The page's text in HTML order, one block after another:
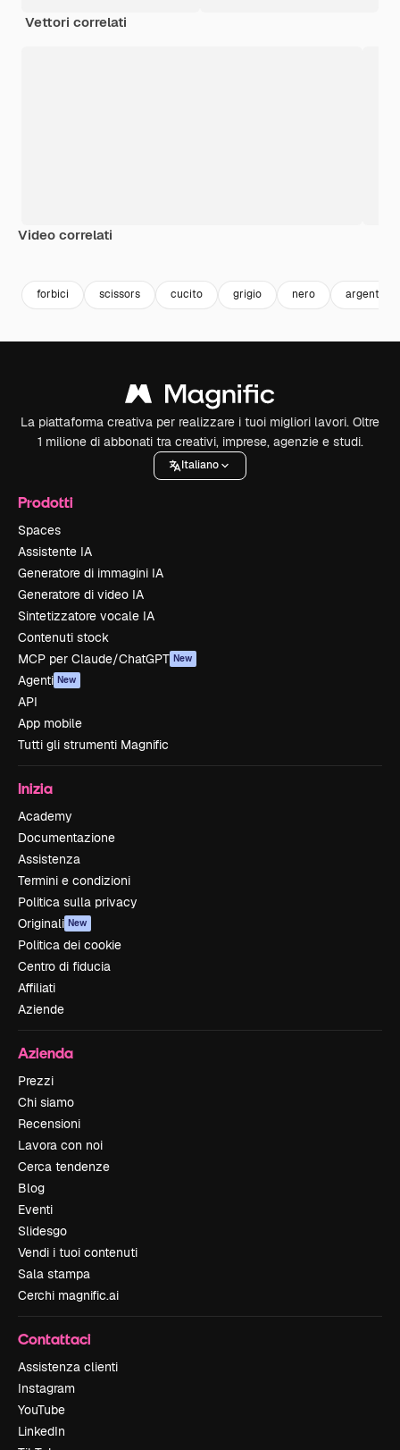
Vettori correlati
Video correlati
forbici scissors cucito grigio nero argento
La piattaforma creativa per realizzare i tuoi migliori lavori. Oltre
1 milione di abbonati tra creativi, imprese, agenzie e studi.
Italiano
Prodotti
Spaces
Assistente IA
Generatore di immagini IA
Generatore di video IA
Sintetizzatore vocale IA
Contenuti stock
MCP per Claude/ChatGPT New
Agenti New
API
App mobile
Tutti gli strumenti Magnific
Inizia
Academy
Documentazione
Assistenza
Termini e condizioni
Politica sulla privacy
Originali New
Politica dei cookie
Centro di fiducia
Affiliati
Aziende
Azienda
Prezzi
Chi siamo
Recensioni
Lavora con noi
Cerca tendenze
Blog
Eventi
Slidesgo
Vendi i tuoi contenuti
Sala stampa
Cerchi magnific.ai
Contattaci
Assistenza clienti
Instagram
YouTube
LinkedIn